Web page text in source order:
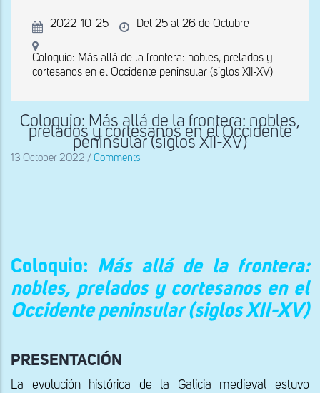
2022-10-25 Del 25 al 26 de Octubre
Coloquio: Más allá de la frontera: nobles, prelados y
cortesanos en el Occidente peninsular (siglos XII-XV)
Coloquio: Más allá de la frontera: nobles,
prelados y cortesanos en el Occidente
peninsular (siglos XII-XV)
13 October 2022 / Comments
Coloquio: Más allá de la frontera:
nobles, prelados y cortesanos en el
Occidente peninsular (siglos XII-XV)
PRESENTACIÓN
La evolución histórica de la Galicia medieval estuvo